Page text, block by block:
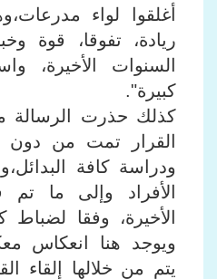
أغلقوا لواء
ريادة، تفوقا، قوة
السنوات الأخيرة،
كبيرة".
كذلك حذرت الرسالة
القرار تمت من
ودراسة كافة
الأفراد وإلى ما
الأخيرة، وفقا لضباط
ويوجد هنا انعكاس
يتم من خلالها إلقاء